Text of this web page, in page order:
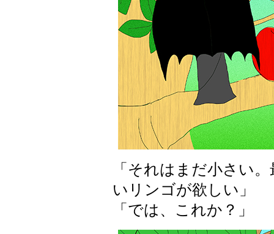
「それはまだ小さい
いリンゴが欲しい」
「では、これか？」